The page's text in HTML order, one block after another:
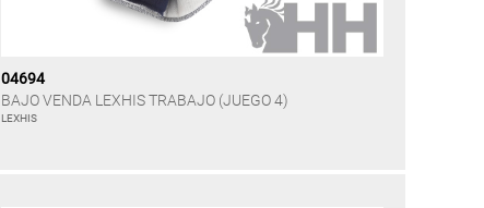
04694
BAJO VENDA LEXHIS TRABAJO (JUEGO 4)
LEXHIS